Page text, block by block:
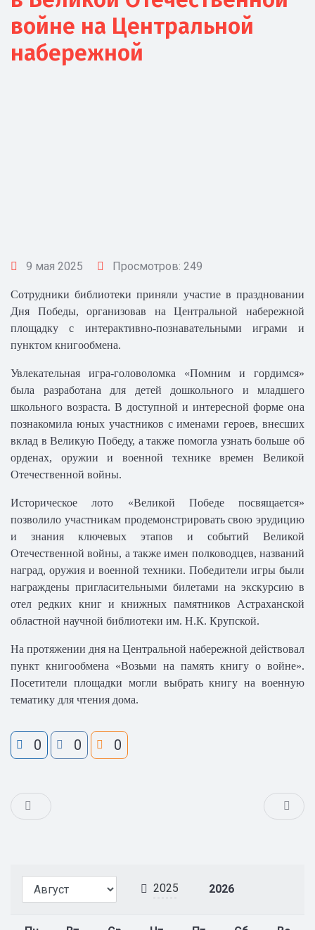
2025 2026
войне на Центральной
набережной
9 мая 2025 Просмотров: 249
Сотрудники библиотеки приняли участие в праздновании
Дня Победы, организовав на Центральной набережной
площадку с интерактивно-познавательными играми и
пунктом книгообмена.
Увлекательная игра-головоломка «Помним и гордимся»
была разработана для детей дошкольного и младшего
школьного возраста. В доступной и интересной форме она
познакомила юных участников с именами героев, внесших
вклад в Великую Победу, а также помогла узнать больше об
орденах, оружии и военной технике времен Великой
Отечественной войны.
Историческое лото «Великой Победе посвящается»
позволило участникам продемонстрировать свою эрудицию
и знания ключевых этапов и событий Великой
Отечественной войны, а также имен полководцев, названий
наград, оружия и военной техники. Победители игры были
награждены пригласительными билетами на экскурсию в
отел редких книг и книжных памятников Астраханской
областной научной библиотеки им. Н.К. Крупской.
На протяжении дня на Центральной набережной действовал
пункт книгообмена «Возьми на память книгу о войне».
Посетители площадки могли выбрать книгу на военную
тематику для чтения дома.
0 0 0